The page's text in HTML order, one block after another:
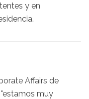
y en
Affairs de
"estamos muy